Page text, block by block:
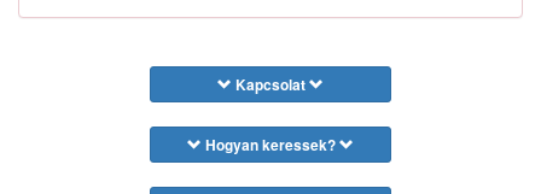
Kapcsolat
Hogyan keressek?